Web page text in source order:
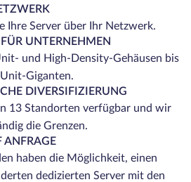
Ihre Server über Ihr Netzwerk.
UNTERNEHMEN
und High-Density-Gehäusen bis
Giganten.
DIVERSIFIZIERUNG
13 Standorten verfügbar und wir
die Grenzen.
ANFRAGE
haben die Möglichkeit, einen
dedizierten Server mit den